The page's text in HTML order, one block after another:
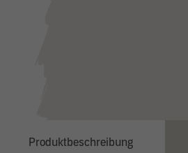
Produktbeschreibung